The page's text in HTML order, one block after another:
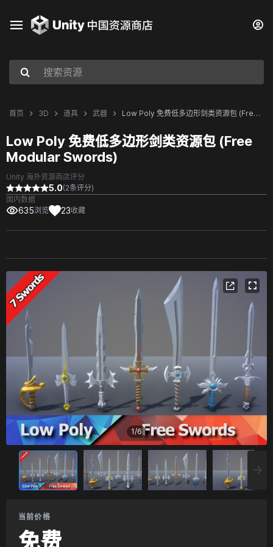
首页 3D 道具 武器 Low Poly 免费低多边形剑类资源包 (Free Modular Swords)
Low Poly 免费低多边形剑类资源包 (Free
Modular Swords)
Unity 海外资源商店评分
5.0(2条评分)
国内数据
635浏览 23收藏
1/6
当前价格